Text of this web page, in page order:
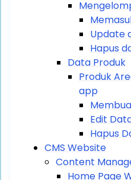
Update
Hapus
Data Produk
Produk
app
Edit
Hapus
CMS Website
Content
Home Page